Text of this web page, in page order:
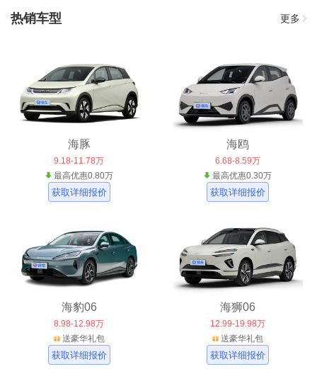
热销车型 更多
海豚
9.18-11.78万
最高优惠0.80万
获取详细报价
海鸥
6.68-8.59万
最高优惠0.30万
获取详细报价
海豹06
8.98-12.98万
送豪华礼包
获取详细报价
海狮06
12.99-19.98万
送豪华礼包
获取详细报价